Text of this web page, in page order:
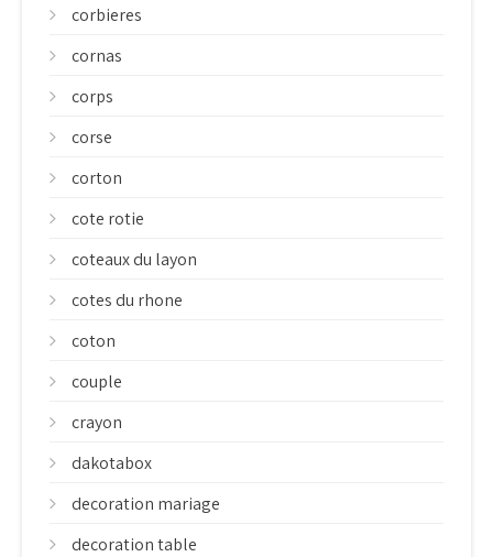
corbieres
cornas
corps
corse
corton
cote rotie
coteaux du layon
cotes du rhone
coton
couple
crayon
dakotabox
decoration mariage
decoration table